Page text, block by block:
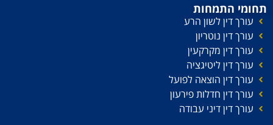
תחומי התמחות
עורך דין לשון הרע
עורך דין נוטריון
עורך דין מקרקעין
עורך דין ליטיגציה
עורך דין הוצאה לפועל
עורך דין חדלות פירעון
עורך דין דיני עבודה